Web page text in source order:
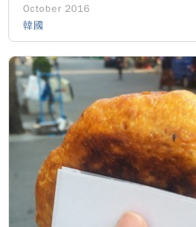
October 2016
韓國